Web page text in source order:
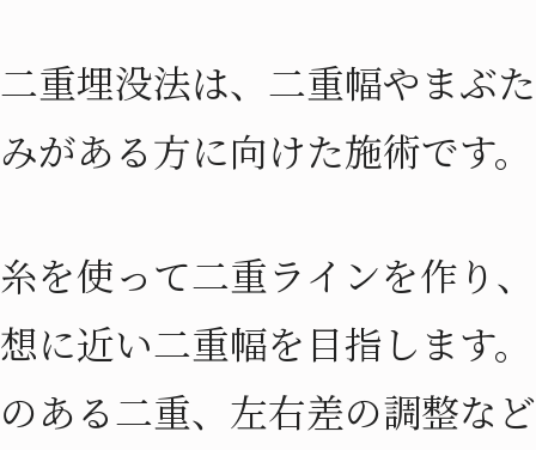
二重埋没法は、二重幅やまぶ
みがある方に向けた施術です。
糸を使って二重ラインを作り
想に近い二重幅を目指します
のある二重、左右差の調整な